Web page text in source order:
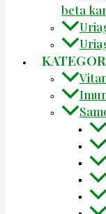
beta